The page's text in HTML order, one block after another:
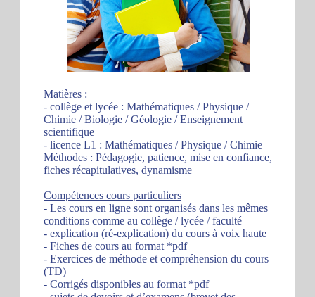
Matières :
- collège et lycée : Mathématiques / Physique /
Chimie / Biologie / Géologie / Enseignement
scientifique
- licence L1 : Mathématiques / Physique / Chimie
Méthodes : Pédagogie, patience, mise en confiance,
fiches récapitulatives, dynamisme
Compétences cours particuliers
- Les cours en ligne sont organisés dans les mêmes
conditions comme au collège / lycée / faculté
- explication (ré-explication) du cours à voix haute
- Fiches de cours au format *pdf
- Exercices de méthode et compréhension du cours
(TD)
- Corrigés disponibles au format *pdf